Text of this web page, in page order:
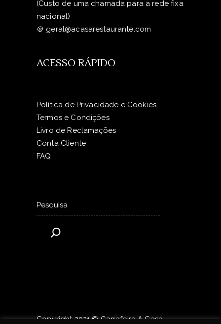
(Custo de uma chamada para a rede fixa
nacional)
＠ geral@acasarestaurante.com
ACESSO RÁPIDO
Política de Privacidade e Cookies
Termos e Condições
Livro de Reclamações
Conta Cliente
FAQ
Copyright 2021 © Garrafeira A Casa.